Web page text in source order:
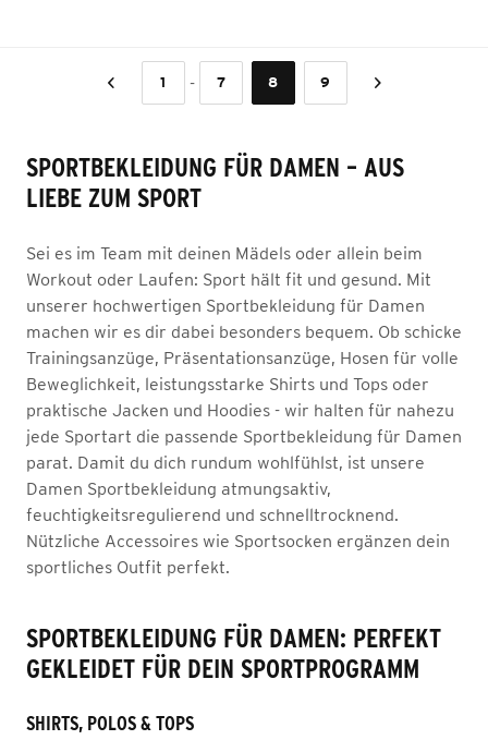
1 - 7 8 9
SPORTBEKLEIDUNG FÜR DAMEN – AUS
LIEBE ZUM SPORT
Sei es im Team mit deinen Mädels oder allein beim
Workout oder Laufen: Sport hält fit und gesund. Mit
unserer hochwertigen Sportbekleidung für Damen
machen wir es dir dabei besonders bequem. Ob schicke
Trainingsanzüge, Präsentationsanzüge, Hosen für volle
Beweglichkeit, leistungsstarke Shirts und Tops oder
praktische Jacken und Hoodies - wir halten für nahezu
jede Sportart die passende Sportbekleidung für Damen
parat. Damit du dich rundum wohlfühlst, ist unsere
Damen Sportbekleidung atmungsaktiv,
feuchtigkeitsregulierend und schnelltrocknend.
Nützliche Accessoires wie Sportsocken ergänzen dein
sportliches Outfit perfekt.
SPORTBEKLEIDUNG FÜR DAMEN: PERFEKT
GEKLEIDET FÜR DEIN SPORTPROGRAMM
SHIRTS, POLOS & TOPS